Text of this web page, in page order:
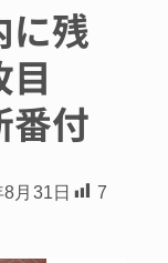
に残
目
番付
月31日 7